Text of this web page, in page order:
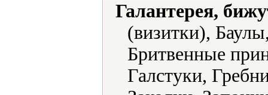
Галантерея,
(визитки),
Бритвенные
Галстуки,